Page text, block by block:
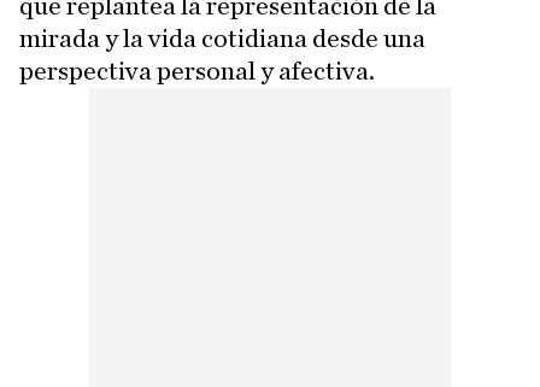
que replantea la representación de la
mirada y la vida cotidiana desde una
perspectiva personal y afectiva.